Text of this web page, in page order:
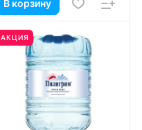
В корзину
АКЦИЯ